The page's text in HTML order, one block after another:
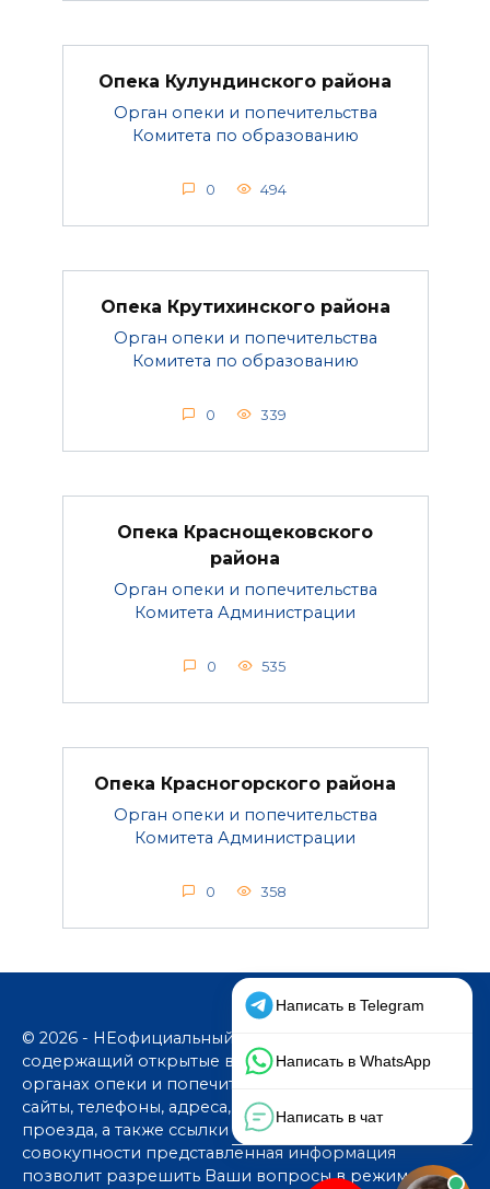
Опека Кулундинского района
Орган опеки и попечительства
Комитета по образованию
0 494
Опека Крутихинского района
Орган опеки и попечительства
Комитета по образованию
0 339
Опека Краснощековского
района
Орган опеки и попечительства
Комитета Администрации
0 535
Опека Красногорского района
Орган опеки и попечительства
Комитета Администрации
0 358
© 2026 - НЕофициальный информационный сайт,
содержащий открытые выверенные данные об
органах опеки и попечительства: официальные
сайты, телефоны, адреса, графики работы, схемы
проезда, а также ссылки на юридические фирмы. В
совокупности представленная информация
позволит разрешить Ваши вопросы в режиме